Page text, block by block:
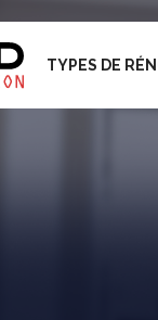
TYPES DE